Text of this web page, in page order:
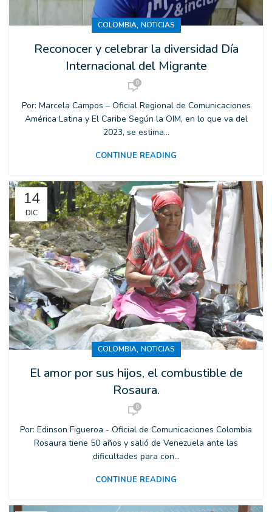
COLOMBIA, NOTICIAS
Reconocer y celebrar la diversidad Día
Internacional del Migrante
0
Por: Marcela Campos – Oficial Regional de Comunicaciones
América Latina y El Caribe Según la OIM, en lo que va del
2023, se estima...
CONTINUE READING
14
DIC
COLOMBIA, NOTICIAS
El amor por sus hijos, el combustible de
Rosaura.
0
Por: Edinson Figueroa - Oficial de Comunicaciones Colombia
Rosaura tiene 50 años y salió de Venezuela ante las
dificultades para con...
CONTINUE READING